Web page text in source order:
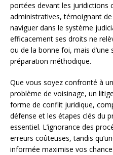
portées devant les juridictions
administratives, témoignant
naviguer dans le système
efficacement ses droits ne
ou de la bonne foi, mais d’une
préparation méthodique.
Que vous soyez confronté à
problème de voisinage, un
forme de conflit juridique,
défense et les étapes clés du
essentiel. L’ignorance des
erreurs coûteuses, tandis
informée maximise vos